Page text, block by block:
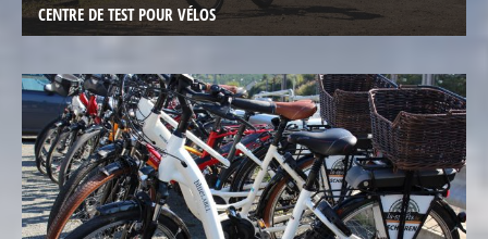
Vélos
ville
électriques
Vélos
pliables
électriques
CENTRE DE TEST POUR VÉLOS